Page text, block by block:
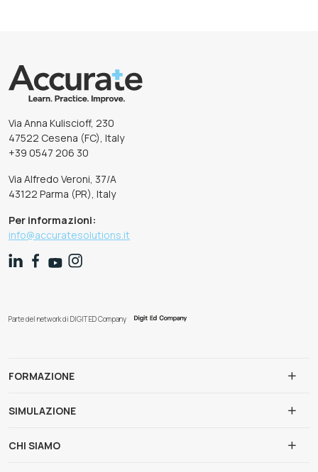
Via Anna Kuliscioff, 230
47522 Cesena (FC), Italy
+39 0547 206 30
Via Alfredo Veroni, 37/A
43122 Parma (PR), Italy
Per informazioni:
info@accuratesolutions.it
Parte del network di DIGIT ED Company
FORMAZIONE
SIMULAZIONE
CHI SIAMO